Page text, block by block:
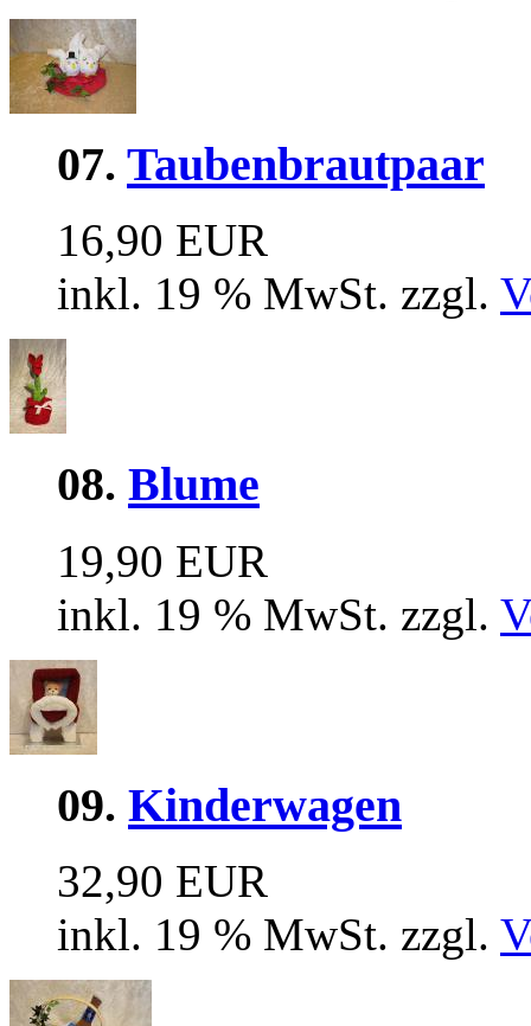
07. Taubenbrautpaar
16,90 EUR
inkl. 19 % MwSt. zzgl.
08. Blume
19,90 EUR
inkl. 19 % MwSt. zzgl.
09. Kinderwagen
32,90 EUR
inkl. 19 % MwSt. zzgl.